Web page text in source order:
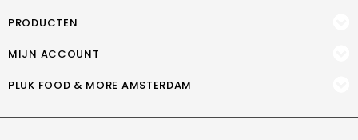
PRODUCTEN
MIJN ACCOUNT
PLUK FOOD & MORE AMSTERDAM